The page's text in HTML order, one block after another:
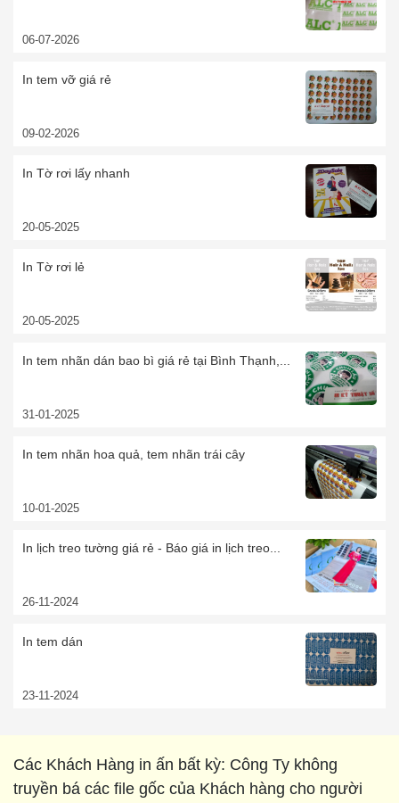
06-07-2026
In tem vỡ giá rẻ
09-02-2026
In Tờ rơi lấy nhanh
20-05-2025
In Tờ rơi lẻ
20-05-2025
In tem nhãn dán bao bì giá rẻ tại Bình Thạnh,...
31-01-2025
In tem nhãn hoa quả, tem nhãn trái cây
10-01-2025
In lịch treo tường giá rẻ - Báo giá in lịch treo...
26-11-2024
In tem dán
23-11-2024
Các Khách Hàng in ấn bất kỳ: Công Ty không
truyền bá các file gốc của Khách hàng cho người